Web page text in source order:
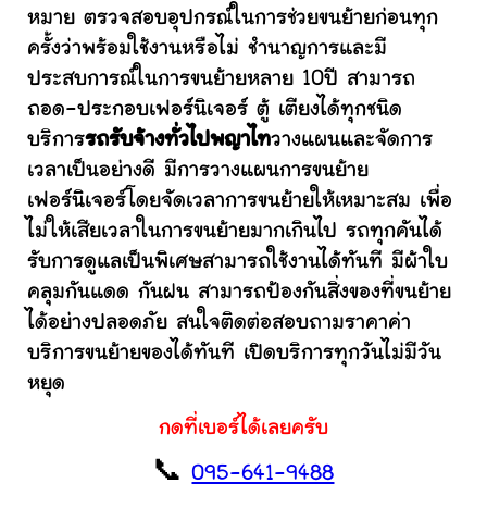
หมาย ตรวจสอบอุปกรณ์ในการช่วยขนย้ายก่อนทุก
ครั้งว่าพร้อมใช้งานหรือไม่ ชำนาญการและมี
ประสบการณ์ในการขนย้ายหลาย 10ปี สามารถ
ถอด-ประกอบเฟอร์นิเจอร์ ตู้ เตียงได้ทุกชนิด
บริการรถรับจ้างทั่วไปพญาไทวางแผนและจัดการ
เวลาเป็นอย่างดี มีการวางแผนการขนย้าย
เฟอร์นิเจอร์โดยจัดเวลาการขนย้ายให้เหมาะสม เพื่อ
ไม่ให้เสียเวลาในการขนย้ายมากเกินไป รถทุกคันได้
รับการดูแลเป็นพิเศษสามารถใช้งานได้ทันที มีผ้าใบ
คลุมกันแดด กันฝน สามารถป้องกันสิ่งของที่ขนย้าย
ได้อย่างปลอดภัย สนใจติดต่อสอบถามราคาค่า
บริการขนย้ายของได้ทันที เปิดบริการทุกวันไม่มีวัน
หยุด
กดที่เบอร์ได้เลยครับ
📞095-641-9488